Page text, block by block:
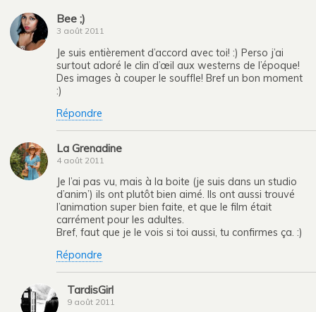
Bee ;)
3 août 2011
Je suis entièrement d’accord avec toi! :) Perso j’ai
surtout adoré le clin d’œil aux westerns de l’époque!
Des images à couper le souffle! Bref un bon moment
:)
Répondre
La Grenadine
4 août 2011
Je l’ai pas vu, mais à la boite (je suis dans un studio
d’anim’) ils ont plutôt bien aimé. Ils ont aussi trouvé
l’animation super bien faite, et que le film était
carrément pour les adultes.
Bref, faut que je le vois si toi aussi, tu confirmes ça. :)
Répondre
TardisGirl
9 août 2011